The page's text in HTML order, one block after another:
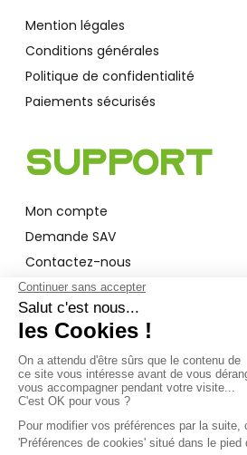
Mention légales
Conditions générales
Politique de confidentialité
Paiements sécurisés
Support
Mon compte
Demande SAV
Contactez-nous
Garantie
A Propos
Qui sommes-nous ?
Actualités
F.A.Q